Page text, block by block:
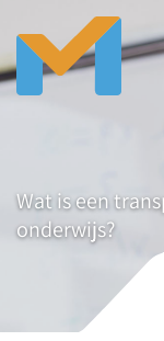
Wat is een
onderwijs?